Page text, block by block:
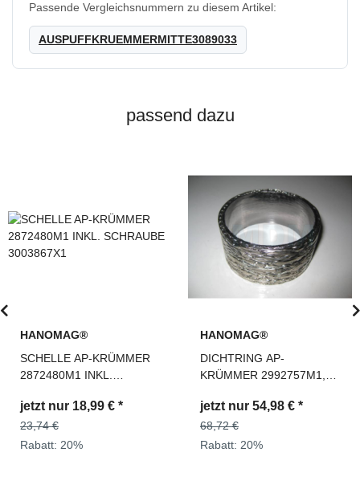
Passende Vergleichsnummern zu diesem Artikel:
AUSPUFFKRUEMMERMITTE3089033
passend dazu
HANOMAG®
SCHELLE AP-KRÜMMER
2872480M1 INKL.
jetzt nur 18,99 € *
23,74 €
Rabatt: 20%
HANOMAG®
DICHTRING AP-
KRÜMMER 2992757M1,
116921154
jetzt nur 54,98 € *
68,72 €
Rabatt: 20%